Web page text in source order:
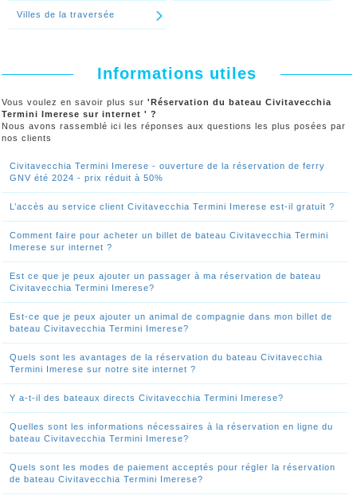
Villes de la traversée
Informations utiles
Vous voulez en savoir plus sur 'Réservation du bateau Civitavecchia
Termini Imerese sur internet ' ?
Nous avons rassemblé ici les réponses aux questions les plus posées par
nos clients
Civitavecchia Termini Imerese - ouverture de la réservation de ferry
GNV été 2024 - prix réduit à 50%
L’accès au service client Civitavecchia Termini Imerese est-il gratuit ?
Comment faire pour acheter un billet de bateau Civitavecchia Termini
Imerese sur internet ?
Est ce que je peux ajouter un passager à ma réservation de bateau
Civitavecchia Termini Imerese?
Est-ce que je peux ajouter un animal de compagnie dans mon billet de
bateau Civitavecchia Termini Imerese?
Quels sont les avantages de la réservation du bateau Civitavecchia
Termini Imerese sur notre site internet ?
Y a-t-il des bateaux directs Civitavecchia Termini Imerese?
Quelles sont les informations nécessaires à la réservation en ligne du
bateau Civitavecchia Termini Imerese?
Quels sont les modes de paiement acceptés pour régler la réservation
de bateau Civitavecchia Termini Imerese?